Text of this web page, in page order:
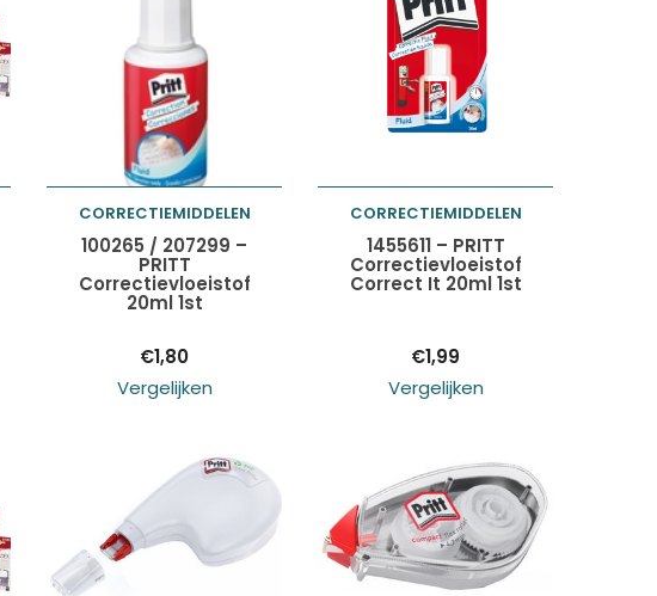
Toevoegen aan
winkelwagen
CORRECTIEMIDDELEN
100265 / 207299 –
PRITT
Correctievloeistof
20ml 1st
€1,80
Vergelijken
Toevoegen aan
winkelwagen
CORRECTIEMIDDELEN
1455611 – PRITT
Correctievloeistof
Correct It 20ml 1st
€1,99
Vergelijken